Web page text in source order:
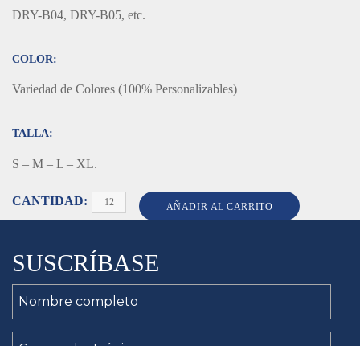
DRY-B04, DRY-B05, etc.
COLOR:
Variedad de Colores (100% Personalizables)
TALLA:
S – M – L – XL.
Cantidad
AÑADIR AL CARRITO
SUSCRÍBASE